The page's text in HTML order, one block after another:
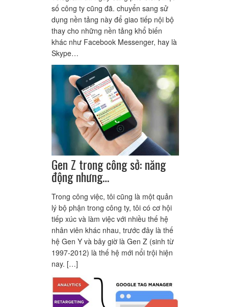
số công ty cũng đã. chuyển sang sử
dụng nền tảng này để giao tiếp nội bộ
thay cho những nền tảng khổ biến
khác như Facebook Messenger, hay là
Skype…
Gen Z trong công sở: năng
động nhưng…
Trong công việc, tôi cũng là một quản
lý bộ phận trong công ty, tôi có cơ hội
tiếp xúc và làm việc với nhiều thế hệ
nhân viên khác nhau, trước đây là thế
hệ Gen Y và bây giờ là Gen Z (sinh từ
1997-2012) là thế hệ mới nổi trội hiện
nay. […]